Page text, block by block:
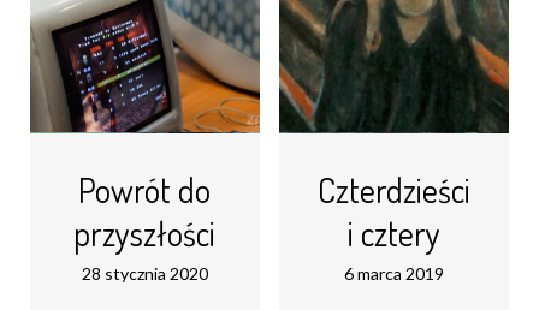
Powrót do
przyszłości
28 stycznia 2020
Czterdzieści
i cztery
6 marca 2019